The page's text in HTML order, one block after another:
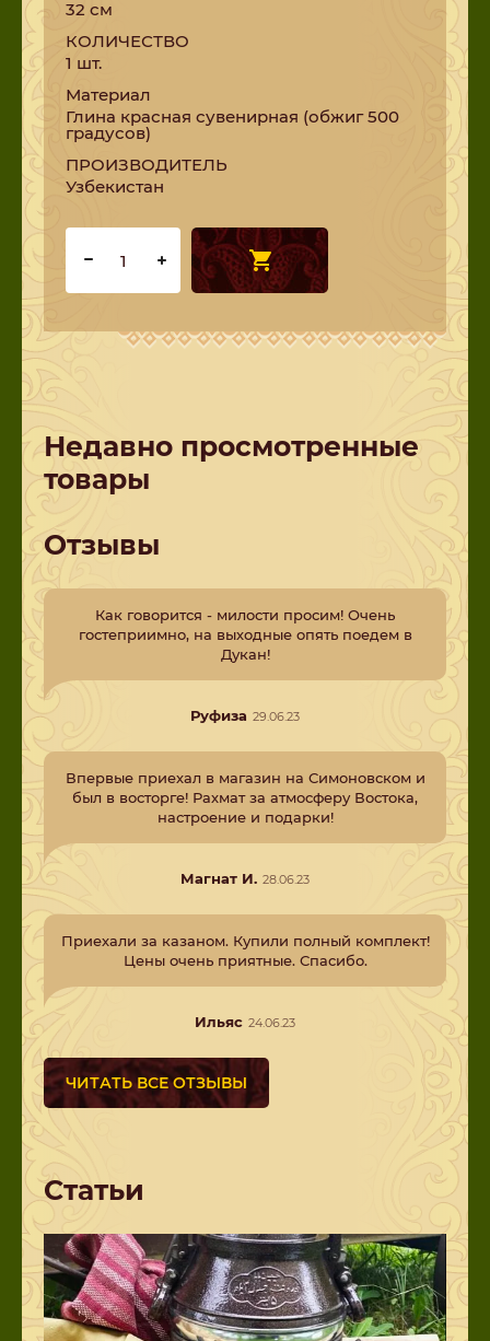
Отзывы
Как говорится - милости просим! Очень
гостеприимно, на выходные опять поедем в
Дукан!
Руфиза 29.06.23
Впервые приехал в магазин на Симоновском и
был в восторге! Рахмат за атмосферу Востока,
настроение и подарки!
Магнат И. 28.06.23
Приехали за казаном. Купили полный комплект!
Цены очень приятные. Спасибо.
Ильяс 24.06.23
ЧИТАТЬ ВСЕ ОТЗЫВЫ
Статьи
32 см
КОЛИЧЕСТВО
1 шт.
Материал
Глина красная сувенирная (обжиг 500
градусов)
ПРОИЗВОДИТЕЛЬ
Узбекистан
Недавно просмотренные
товары